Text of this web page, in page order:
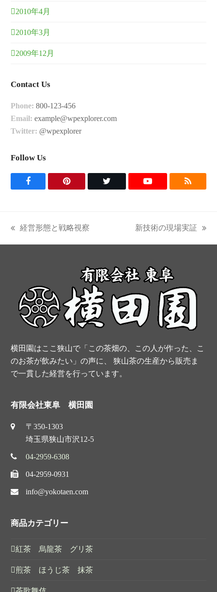
2010年4月
2010年3月
2009年12月
Contact Us
Phone: 800-123-456
Email: example@wpexplorer.com
Twitter: @wpexplorer
Follow Us
F
c
o
k
P
n
s
t
T
e
Y
u
b
R
S
previous
post:
経営形態と戦略視察
next
post:
新技術の現場実証
横田園はここ狭山で「この茶畑の、この人が作った、こ
のお茶が飲みたい」の声に、 狭山茶の生産から販売ま
で一貫した経営を行っています。
有限会社東阜 横田園
〒350-1303
埼玉県狭山市沢12-5
04-2959-6308
04-2959-0931
info@yokotaen.com
商品カテゴリー
紅茶 烏龍茶 グリ茶
煎茶 ほうじ茶 抹茶